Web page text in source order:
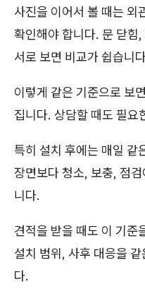
사진을 이어서 볼 때는 외
확인해야 합니다. 문 닫힘
서로 보면 비교가 쉽습니
이렇게 같은 기준으로 보
집니다. 상담할 때도 필요
특히 설치 후에는 매일 같
장면보다 청소, 보충, 점
니다.
견적을 받을 때도 이 기준
설치 범위, 사후 대응을
다.